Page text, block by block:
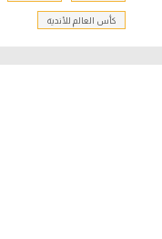
كأس العالم للأندية